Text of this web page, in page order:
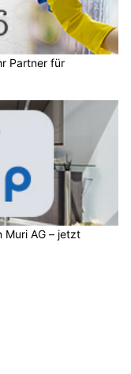
Partner für
Muri AG – jetzt